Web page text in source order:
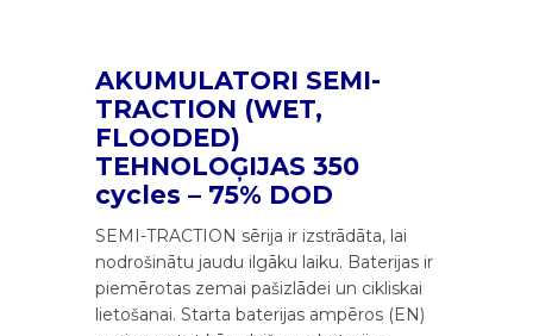
AKUMULATORI SEMI-
TRACTION (WET,
FLOODED)
TEHNOLOĢIJAS 350
cycles – 75% DOD
SEMI-TRACTION sērija ir izstrādāta, lai
nodrošinātu jaudu ilgāku laiku. Baterijas ir
piemērotas zemai pašizlādei un cikliskai
lietošanai. Starta baterijas ampēros (EN)